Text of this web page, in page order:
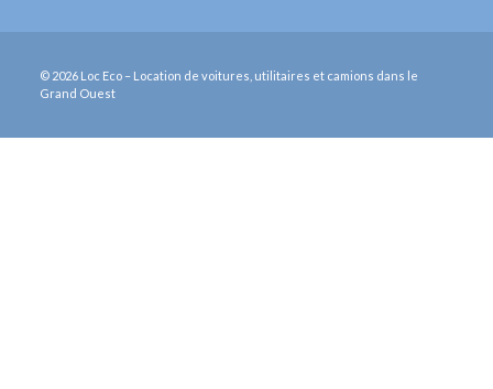
© 2026 Loc Eco – Location de voitures, utilitaires et camions dans le
Grand Ouest